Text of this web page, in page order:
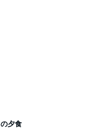
夕食